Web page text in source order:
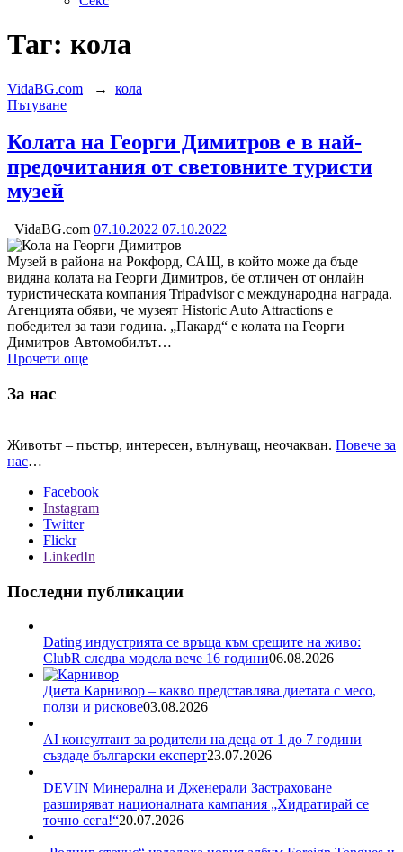
Таг: кола
VidaBG.com → кола
Категория:
Пътуване
Колата на Георги Димитров е в най-
предочитания от световните туристи
музей
VidaBG.com 07.10.2022 07.10.2022
Музей в района на Рокфорд, САЩ, в който може да бъде
видяна колата на Георги Димитров, бе отличен от онлайн
туристическата компания Tripadvisor с международна награда.
Агенцията обяви, че музеят Historic Auto Attractions е
победител за тази година. „Пакард“ е колата на Георги
Димитров Автомобилът…
Прочети още
За нас
Животът – пъстър, интересен, вълнуващ, неочакван. Повече за
нас…
Facebook
Instagram
Twitter
Flickr
LinkedIn
Последни публикации
Dating индустрията се връща към срещите на живо:
ClubR следва модела вече 16 години06.08.2026
Диета Карнивор – какво представлява диетата с месо,
ползи и рискове03.08.2026
AI консултант за родители на деца от 1 до 7 години
създаде български експерт23.07.2026
DEVIN Минерална и Дженерали Застраховане
разширяват националната кампания „Хидратирай се
точно сега!“20.07.2026